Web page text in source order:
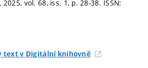
2025, vol. 68, iss. 1, p. 28-38. ISSN:
text v Digitální knihovně